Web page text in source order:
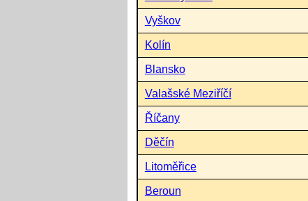
Vyškov
Kolín
Blansko
Valašské Meziříčí
Říčany
Děčín
Litoměřice
Beroun